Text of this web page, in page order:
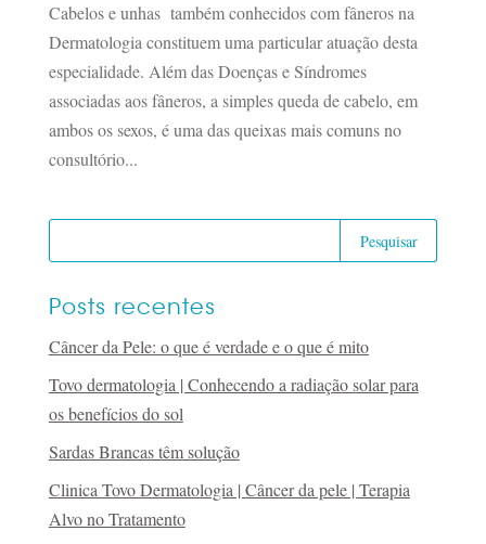
Cabelos e unhas também conhecidos com fâneros na
Dermatologia constituem uma particular atuação desta
especialidade. Além das Doenças e Síndromes
associadas aos fâneros, a simples queda de cabelo, em
ambos os sexos, é uma das queixas mais comuns no
consultório...
Posts recentes
Câncer da Pele: o que é verdade e o que é mito
Tovo dermatologia | Conhecendo a radiação solar para
os benefícios do sol
Sardas Brancas têm solução
Clinica Tovo Dermatologia | Câncer da pele | Terapia
Alvo no Tratamento